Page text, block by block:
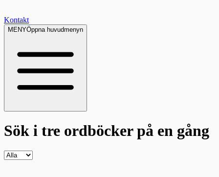
Kontakt
MENYÖppna huvudmenyn
Sök i tre ordböckerpå en gång